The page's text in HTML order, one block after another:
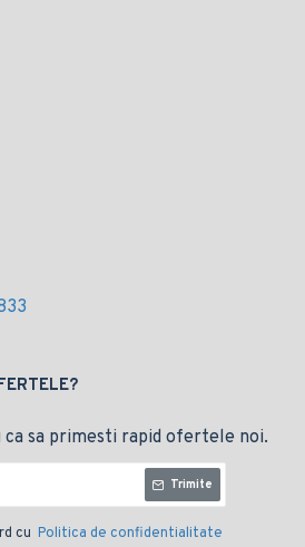
ca sa primesti rapid ofertele noi.
Trimite
cu Politica de confidentialitate